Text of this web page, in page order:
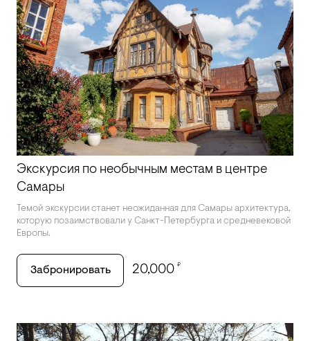
Экскурсия по необычным местам в центре
Самары
Темой экскурсии станет неожиданная для Самары архитектура,
которую позаимствовали у Санкт-Петербурга и средневековой
Европы.
Забронировать 20,000 ₽